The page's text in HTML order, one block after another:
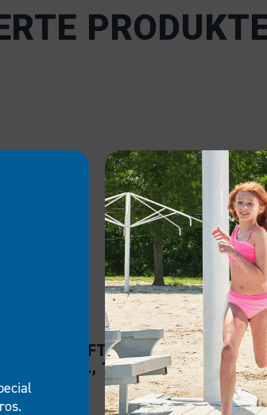
LUFTASSIST
MANUELL, 110VAC, SETT